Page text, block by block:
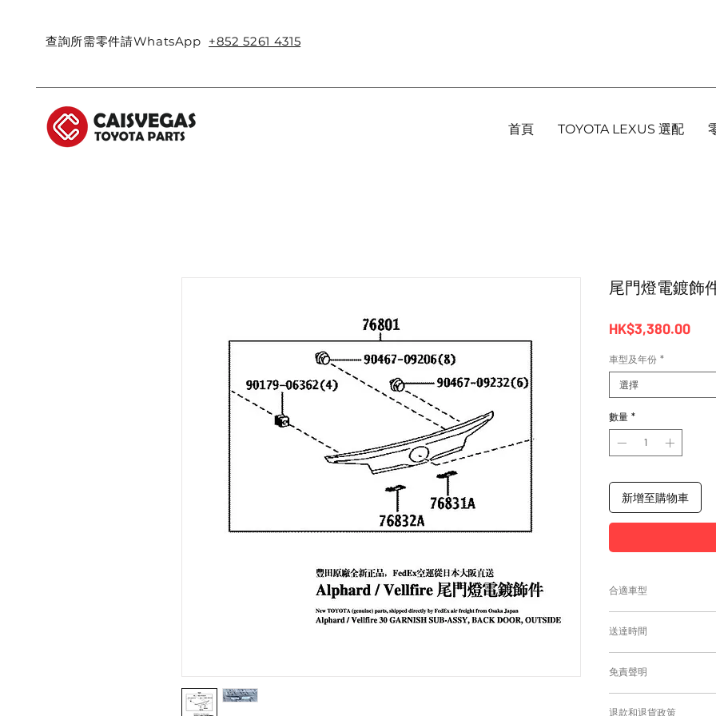
查詢所需零件請WhatsApp +852 5261 4315
首頁 TOYOTA LEXUS 選配
尾門燈電鍍飾
HK$3,380.00價
車型及年份 *
選擇
數量 *
新增至購物車
合適車型
送達時間
零件均從車廠或供應
需時感謝您的耐心等
免責聲明
退款和退貨政策